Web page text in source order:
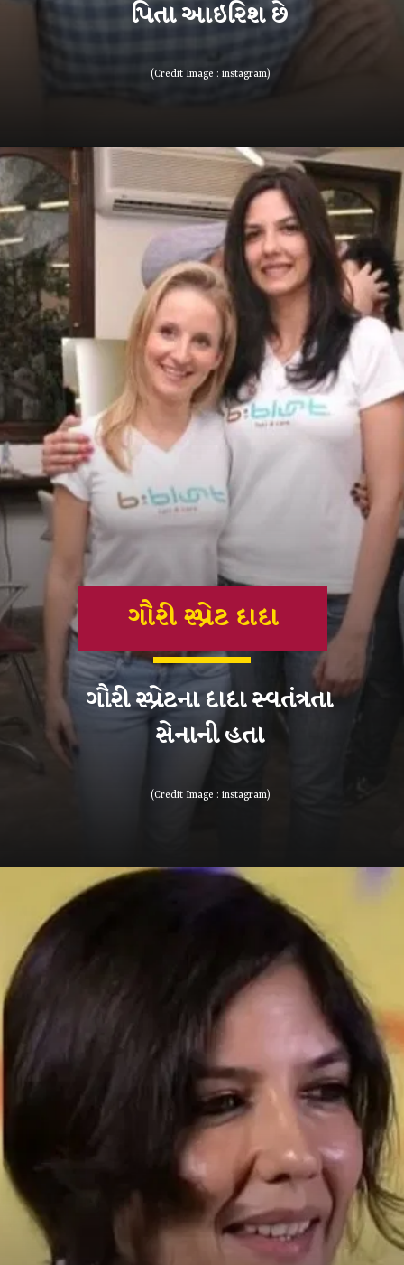
(Credit Image : instagram)
પિતા આઇરિશ છે
(Credit Image : instagram)
ગૌરી સ્પ્રેટના દાદા સ્વતંત્રતા
સેનાની હતા
ગૌરી સ્પ્રેટ દાદા